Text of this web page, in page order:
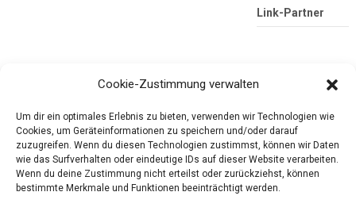
Link-Partner
Tester-Paradies
Produkttests und Alltag
Cookie-Zustimmung verwalten
Um dir ein optimales Erlebnis zu bieten, verwenden wir Technologien wie
Cookies, um Geräteinformationen zu speichern und/oder darauf
zuzugreifen. Wenn du diesen Technologien zustimmst, können wir Daten
wie das Surfverhalten oder eindeutige IDs auf dieser Website verarbeiten.
Wenn du deine Zustimmung nicht erteilst oder zurückziehst, können
bestimmte Merkmale und Funktionen beeinträchtigt werden.
Die mobile Version verlassen